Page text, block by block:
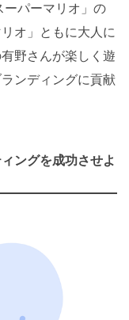
ーパーマリオ」の
オ」ともに大人に
野さんが楽しく遊
ンディングに貢献
ングを成功させよ